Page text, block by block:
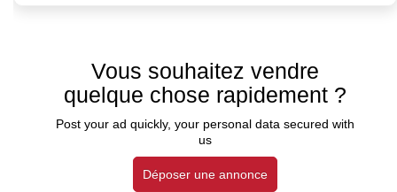
Vous souhaitez vendre
quelque chose rapidement ?
Post your ad quickly, your personal data secured with
us
Déposer une annonce